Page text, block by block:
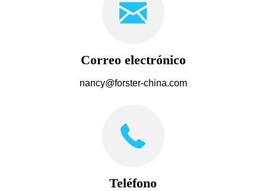
Correo electrónico
nancy@forster-china.com
Teléfono